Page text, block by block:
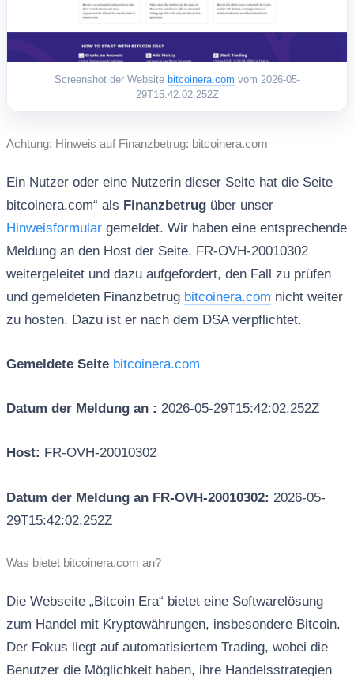
Screenshot der Website bitcoinera.com vom 2026-05-
29T15:42:02.252Z
Achtung: Hinweis auf Finanzbetrug: bitcoinera.com
Ein Nutzer oder eine Nutzerin dieser Seite hat die Seite
bitcoinera.com“ als Finanzbetrugüber unser
Hinweisformulargemeldet. Wir haben eine entsprechende
Meldung an den Host der Seite, FR-OVH-20010302
weitergeleitet und dazu aufgefordert, den Fall zu prüfen
und gemeldeten Finanzbetrug bitcoinera.com nicht weiter
zu hosten. Dazu ist er nach dem DSA verpflichtet.
Gemeldete Seite bitcoinera.com
Datum der Meldung an : 2026-05-29T15:42:02.252Z
Host: FR-OVH-20010302
Datum der Meldung an FR-OVH-20010302: 2026-05-
29T15:42:02.252Z
Was bietet bitcoinera.com an?
Die Webseite „Bitcoin Era“ bietet eine Softwarelösung
zum Handel mit Kryptowährungen, insbesondere Bitcoin.
Der Fokus liegt auf automatisiertem Trading, wobei die
Benutzer die Möglichkeit haben, ihre Handelsstrategien